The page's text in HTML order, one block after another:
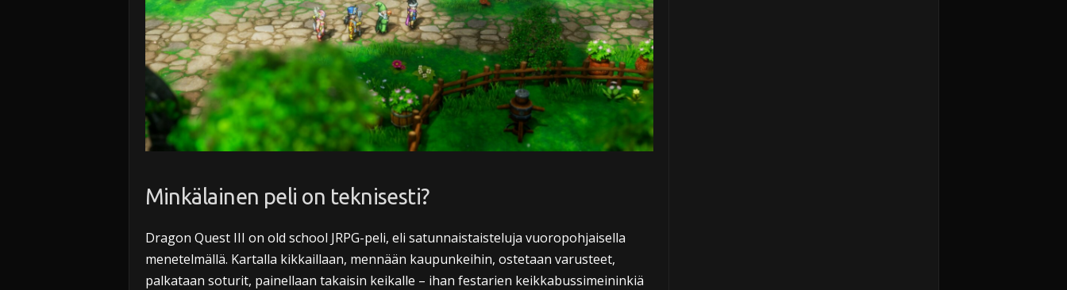
Minkälainen peli on teknisesti?
Dragon Quest III on old school JRPG-peli, eli satunnaistaisteluja vuoropohjaisella
menetelmällä. Kartalla kikkaillaan, mennään kaupunkeihin, ostetaan varusteet,
palkataan soturit, painellaan takaisin keikalle – ihan festarien keikkabussimeininkiä